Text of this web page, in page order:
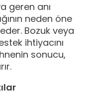
geren anı
neden öne
Bozuk veya
ihtiyacını
sonucu,